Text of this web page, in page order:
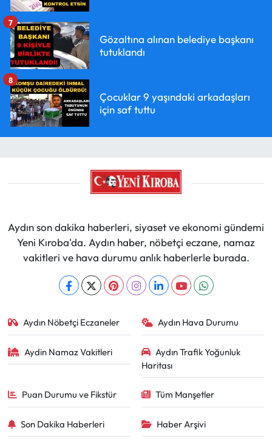
Gözaltına alınan belediye başkanı
tutuklandı
7
Çocuklar 9 yaşındaki arkadaşları
için saf tuttu
8
Aydın son dakika haberleri, siyaset ve ekonomi gündemi
Yeni Kıroba'da. Aydın haber, nöbetçi eczane, namaz
vakitleri ve hava durumu anlık haberlerle burada.
Aydın Nöbetçi Eczaneler Aydın Hava Durumu
Aydin Namaz Vakitleri
Aydın Trafik Yoğunluk
Haritası
Puan Durumu ve Fikstür Tüm Manşetler
Son Dakika Haberleri Haber Arşivi